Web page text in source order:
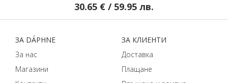
30.65 € / 59.95 лв.
ЗA DÁPHNЕ
За нас
Магазини
ЗA КЛИЕНТИ
Доставка
Плащане